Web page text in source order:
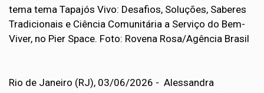
Rio de Janeiro (RJ), 03/06/2026 - Alessandra